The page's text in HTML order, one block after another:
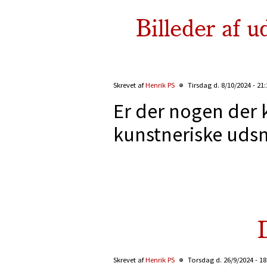
Billeder af
Skrevet afHenrik PS Tirsdag d. 8/10/2024 -
Er der nogen
kunstneriske
Skrevet afHenrik PS Torsdag d. 26/9/2024 -